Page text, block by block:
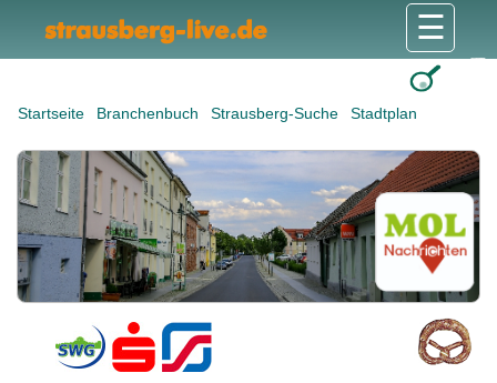
Startseite Branchenbuch Strausberg-Suche Stadtplan
☰